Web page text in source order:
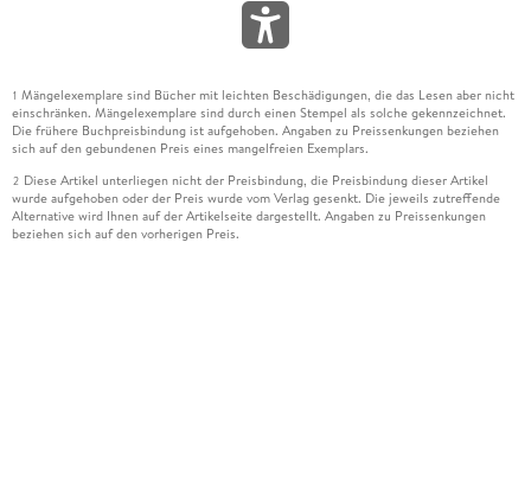
1 Mängelexemplare sind Bücher mit leichten Beschädigungen, die das Lesen aber nicht
einschränken. Mängelexemplare sind durch einen Stempel als solche gekennzeichnet.
Die frühere Buchpreisbindung ist aufgehoben. Angaben zu Preissenkungen beziehen
sich auf den gebundenen Preis eines mangelfreien Exemplars.
2 Diese Artikel unterliegen nicht der Preisbindung, die Preisbindung dieser Artikel
wurde aufgehoben oder der Preis wurde vom Verlag gesenkt. Die jeweils zutreffende
Alternative wird Ihnen auf der Artikelseite dargestellt. Angaben zu Preissenkungen
beziehen sich auf den vorherigen Preis.